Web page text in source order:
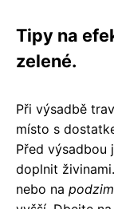
Tipy na
zelené.
Při výsadbě
místo s
Před výsadbou
doplnit
nebo na podzim